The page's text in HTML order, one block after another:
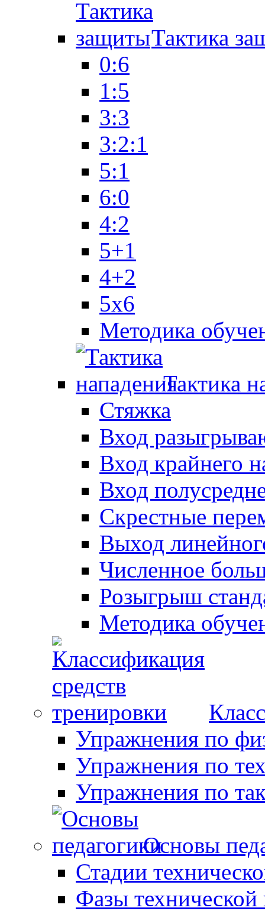
Тактика
0:6
1:5
3:3
3:2:1
5:1
6:0
4:2
5+1
4+2
5x6
Методика
Тактика
Стяжка
Вход
Вход крайнего
Вход
Скрестные
Выход
Численное
Розыгрыш
Методика
Упражнения по
Упражнения по
Упражнения по
Основы
Стадии
Фазы технической